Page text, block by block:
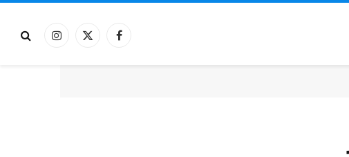
فيسبوكX
الانستغرام